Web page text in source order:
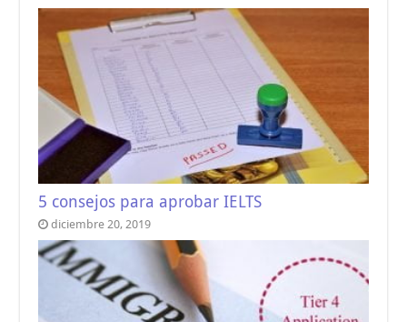
5 consejos para aprobar IELTS
diciembre 20, 2019